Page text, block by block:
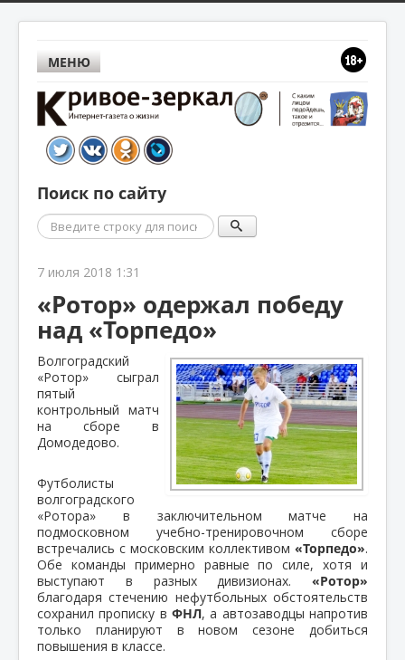
МЕНЮ
Поиск по сайту
Поиск
7 июля 2018 1:31
«Ротор» одержал победу
над «Торпедо»
Волгоградский
«Ротор» сыграл
пятый
контрольный матч
на сборе в
Домодедово.
Футболисты
волгоградского
«Ротора» в заключительном матче на
подмосковном учебно-тренировочном сборе
встречались с московским коллективом «Торпедо».
Обе команды примерно равные по силе, хотя и
выступают в разных дивизионах. «Ротор»
благодаря стечению нефутбольных обстоятельств
сохранил прописку в ФНЛ, а автозаводцы напротив
только планируют в новом сезоне добиться
повышения в классе.